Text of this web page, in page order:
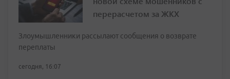
перерасчетом за ЖКХ
Злоумышленники рассылают сообщения о возврате
переплаты
сегодня, 16:07